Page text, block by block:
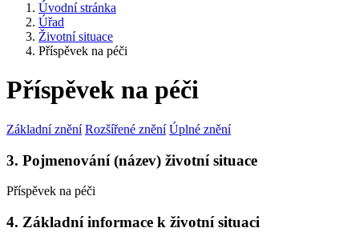
Úvodní stránka
Úřad
Životní situace
Příspěvek na péči
Příspěvek na péči
Základní znění Rozšířené znění Úplné znění
3. Pojmenování (název) životní situace
Příspěvek na péči
4. Základní informace k životní situaci